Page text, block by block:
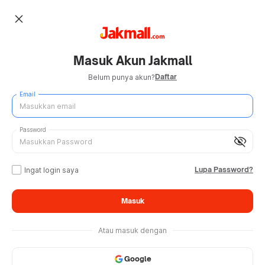
close
Masuk Akun Jakmall
Belum punya akun?Daftar
Email
visibility_off
Password
Ingat login saya Lupa Password?
Masuk
Atau masuk dengan
Google